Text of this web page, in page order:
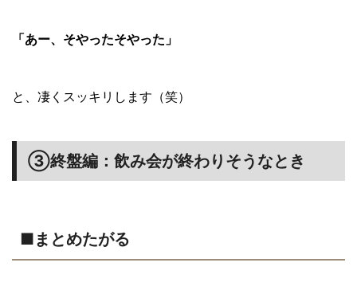
「あー、そやったそやった」
と、凄くスッキリします（笑）
③終盤編：飲み会が終わりそうなとき
■まとめたがる